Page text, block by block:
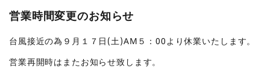
営業時間変更のお知らせ
台風接近の為９月１７日(土)AM５：00より休業いたします。
営業再開時はまたお知らせ致します。